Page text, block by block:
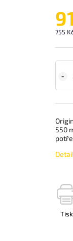
755
550
Tisk